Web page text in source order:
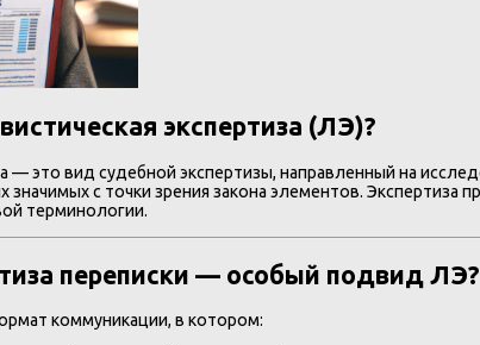
экспертиза (ЛЭ)?
— это вид судебной экспертизы, направленный на
значимых с точки зрения закона элементов.
терминологии.
переписки — особый подвид ЛЭ?
коммуникации, в котором: